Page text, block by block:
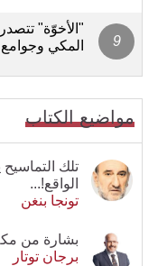
"الأخوّة"
المكي وجوامع
مواضيع الكتاب
تلك
الواقع!...
تونجا بنغن
بشارة من
برجان توتار